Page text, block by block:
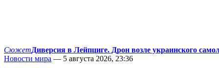
СюжетДиверсия в Лейпциге. Дрон возле украинского
Новости мира — 5 августа 2026, 23:36